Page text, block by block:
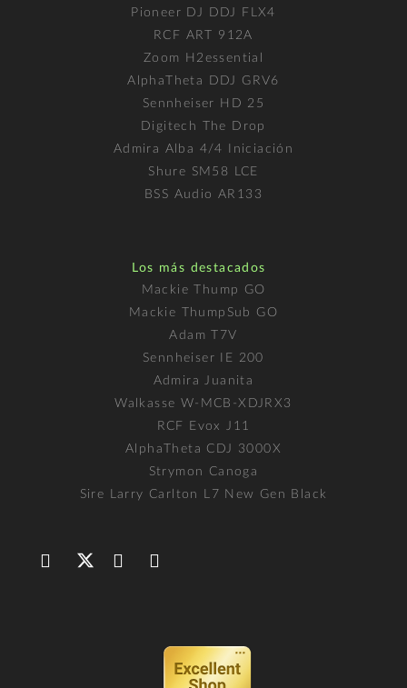
Pioneer DJ DDJ FLX4
RCF ART 912A
Zoom H2essential
AlphaTheta DDJ GRV6
Sennheiser HD 25
Digitech The Drop
Admira Alba 4/4 Iniciación
Shure SM58 LCE
BSS Audio AR133
Los más destacados
Mackie Thump GO
Mackie ThumpSub GO
Adam T7V
Sennheiser IE 200
Admira Juanita
Walkasse W-MCB-XDJRX3
RCF Evox J11
AlphaTheta CDJ 3000X
Strymon Canoga
Sire Larry Carlton L7 New Gen Black